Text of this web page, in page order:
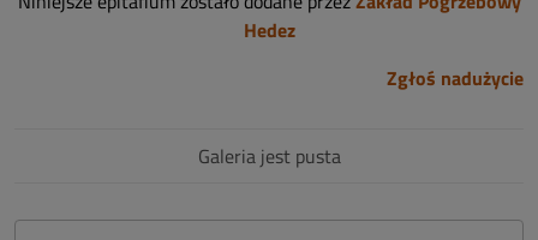
Hedez
Zgłoś nadużycie
Galeria jest pusta